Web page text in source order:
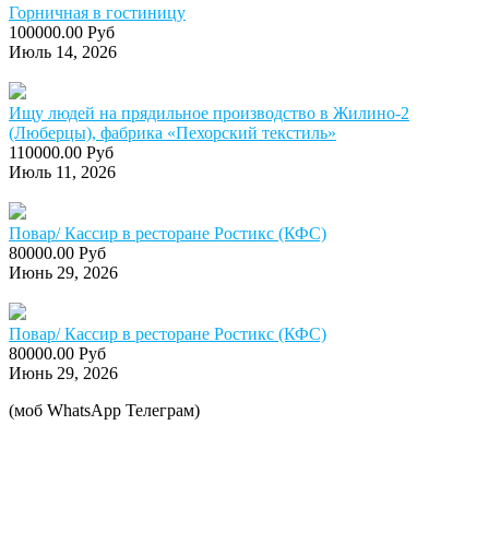
Горничная в гостиницу
100000.00 Руб
Июль 14, 2026
Ищу людей на прядильное производство в Жилино-2
(Люберцы), фабрика «Пехорский текстиль»
110000.00 Руб
Июль 11, 2026
Повар/ Кассир в ресторане Ростикс (КФС)
80000.00 Руб
Июнь 29, 2026
Повар/ Кассир в ресторане Ростикс (КФС)
80000.00 Руб
Июнь 29, 2026
(моб WhatsApp Телеграм)